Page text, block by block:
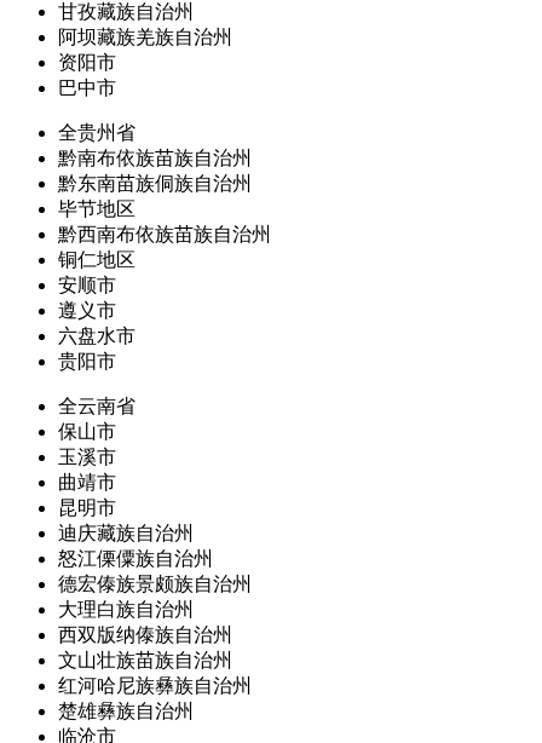
甘孜藏族自治州
阿坝藏族羌族自治州
资阳市
巴中市
全贵州省
黔南布依族苗族自治州
黔东南苗族侗族自治州
毕节地区
黔西南布依族苗族自治州
铜仁地区
安顺市
遵义市
六盘水市
贵阳市
全云南省
保山市
玉溪市
曲靖市
昆明市
迪庆藏族自治州
怒江傈僳族自治州
德宏傣族景颇族自治州
大理白族自治州
西双版纳傣族自治州
文山壮族苗族自治州
红河哈尼族彝族自治州
楚雄彝族自治州
临沧市